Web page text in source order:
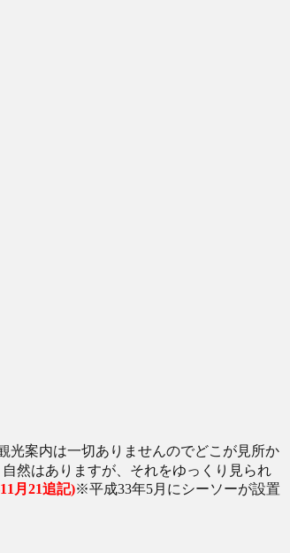
光案内は一切ありませんのでどこが見所か
然はありますが、それをゆっくり見られ
月21追記)※平成33年5月にシーソーが設置